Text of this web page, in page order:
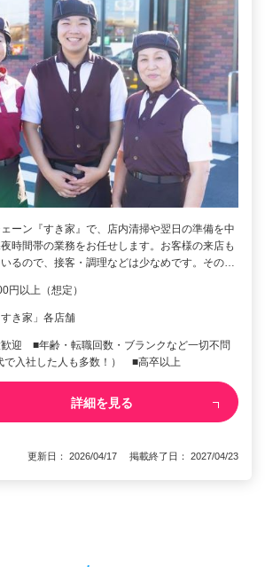
ーン『すき家』で、店内清掃や翌日の準備を中
時間帯の業務をお任せします。お客様の来店も
るので、接客・調理などは少なめです。その…
円以上（想定）
き家」各店舗
迎 ■年齢・転職回数・ブランクなど一切不問
で入社した人も多数！） ■高卒以上
詳細を見る
更新日： 2026/04/17 掲載終了日： 2027/04/23